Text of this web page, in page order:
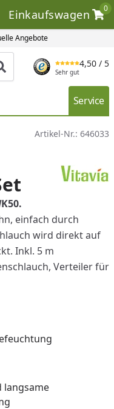
Angebote
Einkaufswagen
0
Einkaufswagen
suchen
4,50 / 5
Sehr gut
Service
Artikel-Nr.: 646033
einfach durch
wird direkt auf
Inkl. 5 m
Verteiler für
langsame